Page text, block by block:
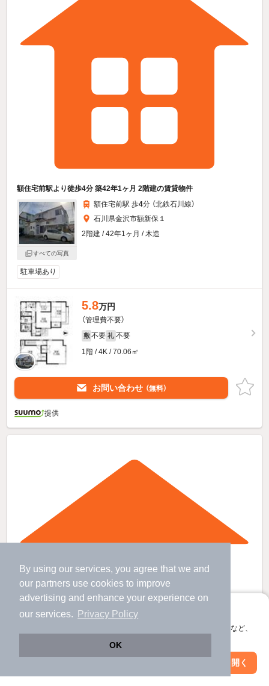
By using our services, you agree that we and
our partners use cookies to improve
advertising and enhance your experience on
our services.
Privacy Policy
OK
アプリに切り替えて、サクサクお部屋探し
会員登録なしですぐ使える。マップ検索やお気に入り保存など、
アプリを開く
額住宅前駅より徒歩4分 築42年1ヶ月 2階建の賃貸物件
すべての写真
額住宅前駅 歩4分 （北鉄石川線）
石川県金沢市額新保１
2階建 / 42年1ヶ月 / 木造
駐車場あり
5.8万円
（管理費不要）
敷 不要 礼 不要
1階 / 4K / 70.06㎡
お問い合わせ （無料）
提供
絞り込み条件を変更